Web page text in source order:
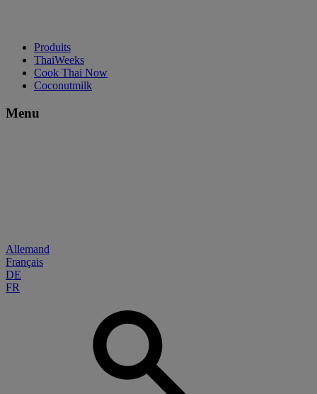
Produits
ThaiWeeks
Cook Thai Now
Coconutmilk
Menu
Allemand
Français
DE
FR